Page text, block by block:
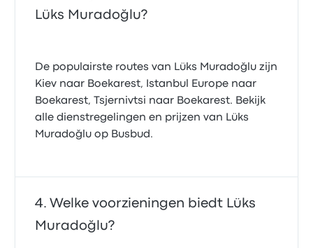
Lüks Muradoğlu?
De populairste routes van Lüks Muradoğlu zijn
Kiev naar Boekarest, Istanbul Europe naar
Boekarest, Tsjernivtsi naar Boekarest. Bekijk
alle dienstregelingen en prijzen van Lüks
Muradoğlu op Busbud.
Welke voorzieningen biedt Lüks
Muradoğlu?